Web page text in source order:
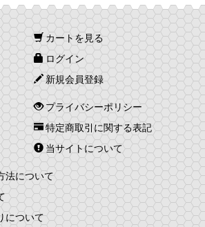
カートを見る
ログイン
新規会員登録
プライバシーポリシー
特定商取引に関する表記
当サイトについて
法について
について